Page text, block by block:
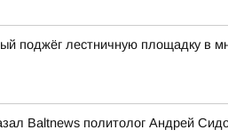
поджёг лестничную площадку в
Baltnews политолог Андрей